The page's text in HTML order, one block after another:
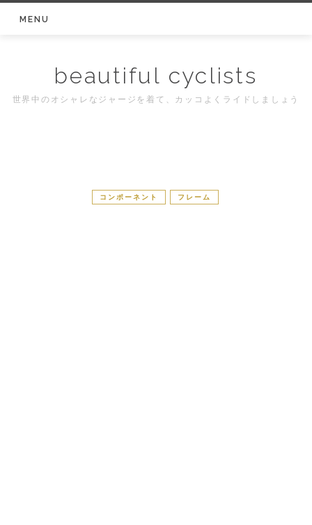
MENU
beautiful cyclists
世界中のオシャレなジャージを着て、カッコよくライドしましょう
コンポーネント フレーム